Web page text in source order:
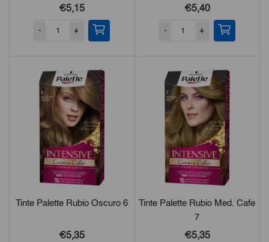
€5,15
- +
€5,40
- +
Tinte Palette Rubio Oscuro 6
€5,35
Tinte Palette Rubio Med. Cafe
7
€5,35